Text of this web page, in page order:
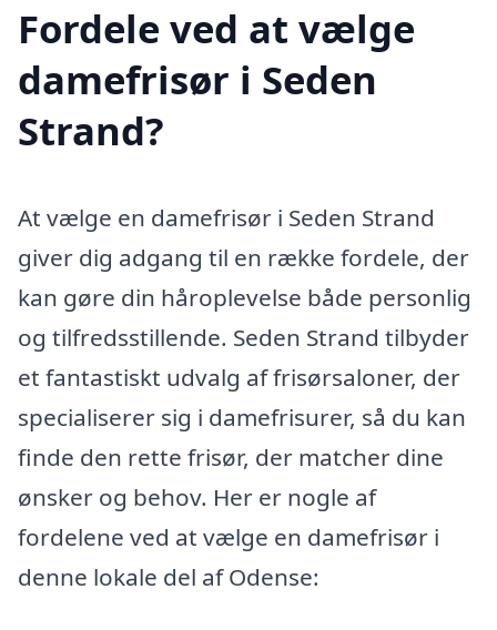
Fordele ved at vælge
damefrisør i Seden
Strand?
At vælge en damefrisør i Seden Strand
giver dig adgang til en række fordele, der
kan gøre din håroplevelse både personlig
og tilfredsstillende. Seden Strand tilbyder
et fantastiskt udvalg af frisørsaloner, der
specialiserer sig i damefrisurer, så du kan
finde den rette frisør, der matcher dine
ønsker og behov. Her er nogle af
fordelene ved at vælge en damefrisør i
denne lokale del af Odense: